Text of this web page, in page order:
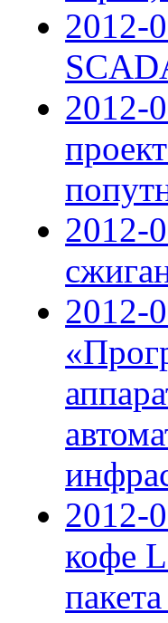
2012-
2012-
2012-
2012-
2012-
кофе